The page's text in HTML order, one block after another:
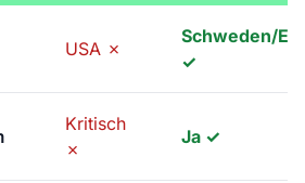
USA ✗
Schweden/EU
✓
Kritisch
✗
Ja ✓